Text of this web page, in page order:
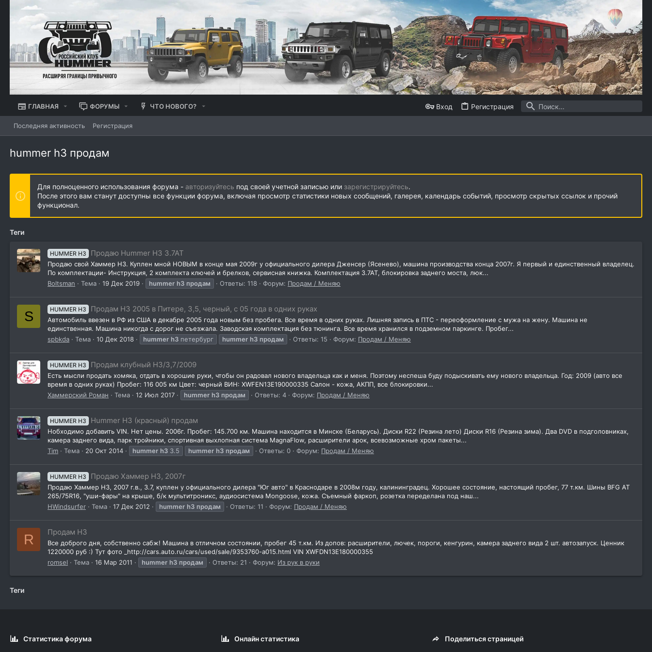
ГЛАВНАЯ ФОРУМЫ ЧТО НОВОГО? Вход Регистрация
Последняя активность Регистрация
hummer h3 продам
Для полноценного использования форума - авторизуйтесь под своей учетной записью или зарегистрируйтесь.
После этого вам станут доступны все функции форума, включая просмотр статистики новых сообщений, галерея, календарь событий, просмотр скрытых ссылок и прочий
функционал.
Теги
HUMMER H3 Продаю Hummer H3 3.7AT
Продаю свой Хаммер Н3. Куплен мной НОВЫМ в конце мая 2009г у официального дилера Дженсер (Ясенево), машина производства конца 2007г. Я первый и единственный владелец.
По комплектации- Инструкция, 2 комплекта ключей и брелков, сервисная книжка. Комплектация 3.7АТ, блокировка заднего моста, люк...
Boltsman
Тема 19 Дек 2019 hummer h3 продам Ответы: 118 Форум: Продам / Меняю
S HUMMER H3 Продам H3 2005 в Питере, 3,5, черный, с 05 года в одних руках
Автомобиль ввезен в РФ из США в декабре 2005 года новым без пробега. Все время в одних руках. Лишняя запись в ПТС - переоформление с мужа на жену. Машина не
единственная. Машина никогда с дорог не съезжала. Заводская комплектация без тюнинга. Все время хранился в подземном паркинге. Пробег...
spbkda
Тема 10 Дек 2018 hummer h3 петербург hummer h3 продам Ответы: 15 Форум: Продам / Меняю
HUMMER H3 Продам клубный H3/3,7/2009
Есть мысли продать хомяка, отдать в хорошие руки, чтобы он радовал нового владельца как и меня. Поэтому неспеша буду подыскивать ему нового владельца. Год: 2009 (авто все
время в одних руках) Пробег: 116 005 км Цвет: черный ВИН: XWFEN13E190000335 Салон - кожа, АКПП, все блокировки...
Хаммерский Роман
Тема 12 Июл 2017 hummer h3 продам Ответы: 4 Форум: Продам / Меняю
HUMMER H3 Hummer H3 (красный) продам
Нобходимо добавить VIN. Нет цены. 2006г. Пробег: 145.700 км. Машина находится в Минске (Беларусь). Диски R22 (Резина лето) Диски R16 (Резина зима). Два DVD в подголовниках,
камера заднего вида, парк тройники, спортивная выхлопная система MagnaFlow, расширители арок, всевозможные хром пакеты...
Tim
Тема 20 Окт 2014 hummer h3 3.5 hummer h3 продам Ответы: 0 Форум: Продам / Меняю
HUMMER H3 Продаю Хаммер Н3, 2007г
Продаю Хаммер H3, 2007 г.в., 3.7, куплен у официального дилера "Юг авто" в Краснодаре в 2008м году, калининградец. Хорошее состояние, настоящий пробег, 77 т.км. Шины BFG AT
265/75R16, "уши-фары" на крыше, б/к мультитроникс, аудиосистема Mongoose, кожа. Съемный фаркоп, розетка переделана под наш...
HWindsurfer
Тема 17 Дек 2012 hummer h3 продам Ответы: 11 Форум: Продам / Меняю
R Продам H3
Все доброго дня, собственно сабж! Машина в отличном состоянии, пробег 45 т.км. Из допов: расширители, лючек, пороги, кенгурин, камера заднего вида 2 шт. автозапуск. Ценник
1220000 руб :) Тут фото _http://cars.auto.ru/cars/used/sale/9353760-a015.html VIN XWFDN13E180000355
romsel
Тема 16 Мар 2011 hummer h3 продам Ответы: 21 Форум: Из рук в руки
Теги
Статистика форума Онлайн статистика Поделиться страницей